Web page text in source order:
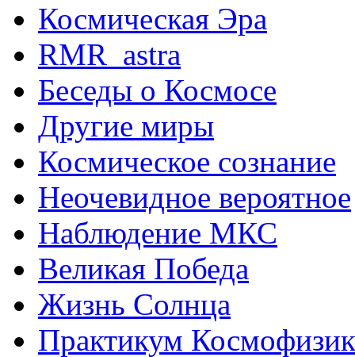
Космическая Эра
RMR_astra
Беседы о Космосе
Другие миры
Космическое сознание
Неочевидное вероятное
Наблюдение МКС
Великая Победа
Жизнь Солнца
Практикум